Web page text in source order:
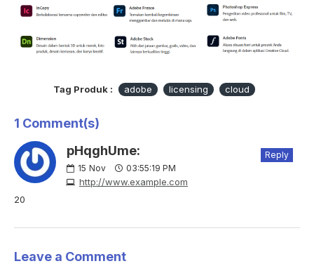
Tag Produk : adobe licensing cloud
1 Comment(s)
pHqghUme:
15 Nov 03:55:19 PM
http://www.example.com
Reply
20
Leave a Comment